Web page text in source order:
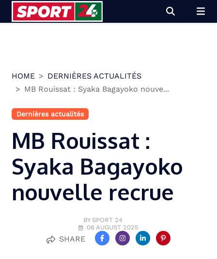
HOME
DERNIÈRES ACTUALITÉS
MB Rouissat : Syaka Bagayoko nouve...
Dernières actualités
MB Rouissat :
Syaka Bagayoko
nouvelle recrue
BY SPORT 24
06 AUGUST 2025
SHARE